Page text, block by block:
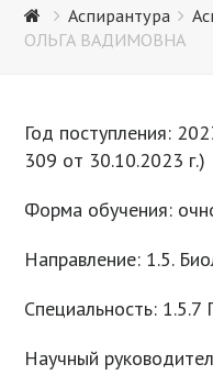
Аспирантура
ОЛЬГА ВАДИМОВНА
Год поступления:
309 от 30.10.2023 г.)
Форма обучения:
Направление: 1.5.
Специальность: 1.5.7
Научный